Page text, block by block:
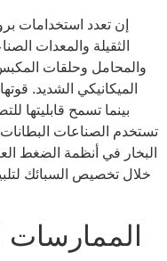
إن تعدد استخدامات
الثقيلة والمعدات
والمحامل وحلقات
الميكانيكي الشديد.
بينما تسمح قابليتها
تستخدم الصناعات
البخار في أنظمة الضغط
خلال تخصيص السبائك
الممارسات